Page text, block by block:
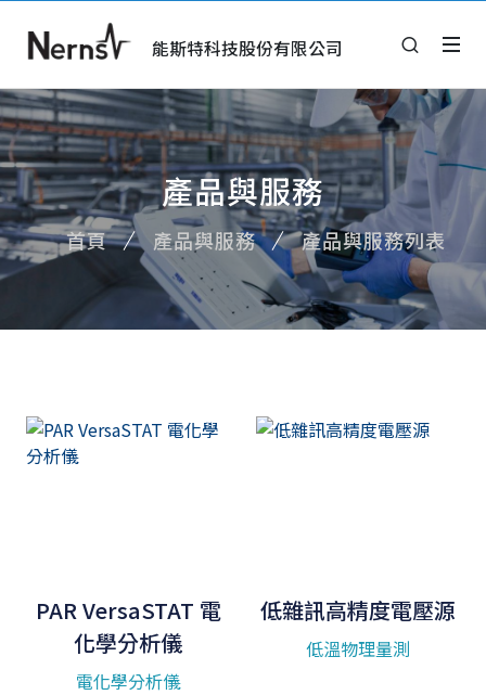
能斯特科技股份有限公司
產品與服務
首頁 產品與服務 產品與服務列表
PAR VersaSTAT 電
化學分析儀
電化學分析儀
低雜訊高精度電壓源
低溫物理量測